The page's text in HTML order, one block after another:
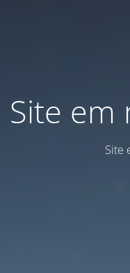
Site em
Site